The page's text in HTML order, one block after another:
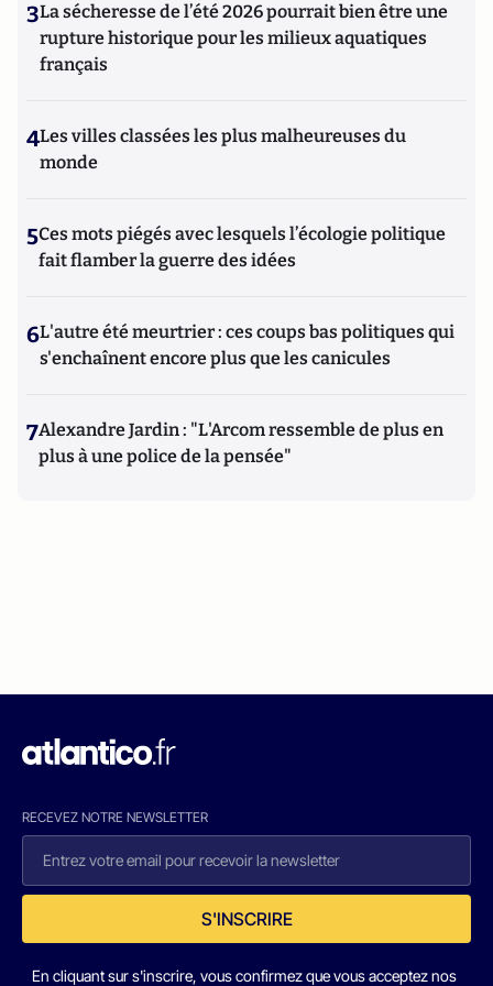
3La sécheresse de l’été 2026 pourrait bien être une
rupture historique pour les milieux aquatiques
français
4Les villes classées les plus malheureuses du
monde
5Ces mots piégés avec lesquels l’écologie politique
fait flamber la guerre des idées
6L'autre été meurtrier : ces coups bas politiques qui
s'enchaînent encore plus que les canicules
7Alexandre Jardin : "L'Arcom ressemble de plus en
plus à une police de la pensée"
RECEVEZ NOTRE NEWSLETTER
S'INSCRIRE
En cliquant sur s'inscrire, vous confirmez que vous acceptez nos